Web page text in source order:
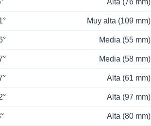
Alta (76 mm)
Muy alta (109 mm)
Media (55 mm)
Media (58 mm)
Alta (61 mm)
Alta (97 mm)
Alta (80 mm)